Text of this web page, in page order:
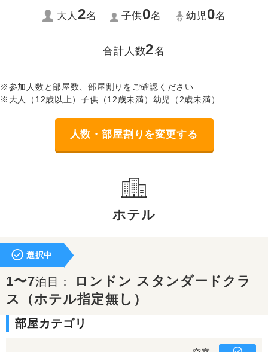
大人2名 子供0名 幼児0名
合計人数2名
※参加人数と部屋数、部屋割りをご確認ください
※大人（12歳以上）子供（12歳未満）幼児（2歳未満）
人数・部屋割りを変更する
ホテル
選択中
1〜7泊目：
ロンドン スタンダードクラ
ス（ホテル指定無し）
部屋カテゴリ